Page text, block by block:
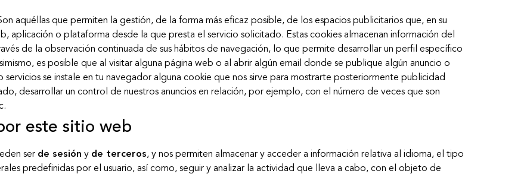
aquéllas que permiten la gestión, de la forma más eficaz posible, de los espacios publicitarios que, en su
aplicación o plataforma desde la que presta el servicio solicitado. Estas cookies almacenan información del
de la observación continuada de sus hábitos de navegación, lo que permite desarrollar un perfil específico
es posible que al visitar alguna página web o al abrir algún email donde se publique algún anuncio o
se instale en tu navegador alguna cookie que nos sirve para mostrarte posteriormente publicidad
desarrollar un control de nuestros anuncios en relación, por ejemplo, con el número de veces que son
este sitio web
ser de sesión y de terceros, y nos permiten almacenar y acceder a información relativa al idioma, el tipo
predefinidas por el usuario, así como, seguir y analizar la actividad que lleva a cabo, con el objeto de